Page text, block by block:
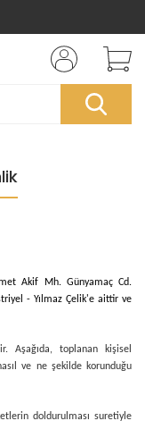
Akif Mh. Günyamaç Cd.
- Yılmaz Çelik'eaittir ve
Aşağıda, toplanan kişisel
ve ne şekilde korunduğu
doldurulması suretiyle